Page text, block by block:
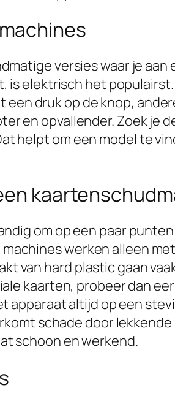
versies waar je
is elektrisch het
druk op de knop,
en opvallender. Zoek je
helpt om een model te
om op een paar
werken alleen
van hard plastic gaan
kaarten, probeer dan
apparaat altijd op een
schade door
schoon en werkend.